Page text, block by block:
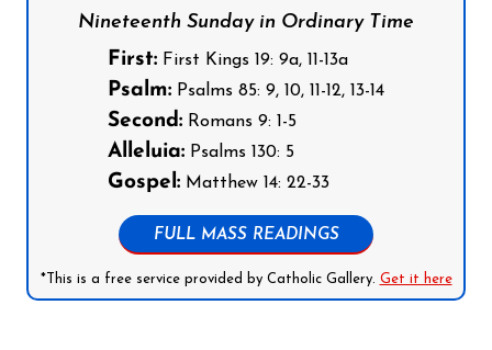
Nineteenth Sunday in Ordinary Time
First: First Kings 19: 9a, 11-13a
Psalm: Psalms 85: 9, 10, 11-12, 13-14
Second: Romans 9: 1-5
Alleluia: Psalms 130: 5
Gospel: Matthew 14: 22-33
FULL MASS READINGS
*This is a free service provided by Catholic Gallery. Get it here